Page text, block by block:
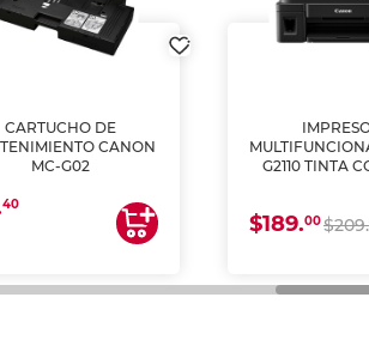
CARTUCHO DE
CANON
MC-G02
40
G2110 TINTA
$189.00$209.